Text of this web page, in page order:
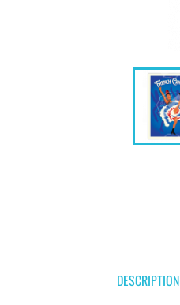
DESCRIPTION